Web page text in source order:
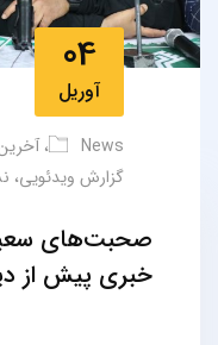
04
آوریل
News
،
گزارش ویدئویی،
صحبت‌های
خبری پیش از